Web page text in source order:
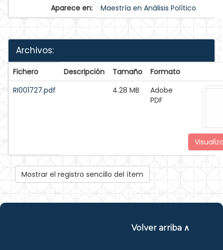
Aparece en: Maestría en Análisis Político
Archivos:
Fichero Descripción Tamaño
Formato
RI001727.pdf
4.28 MB
Adobe
PDF
Mostrar el registro sencillo del ítem
Volver arriba ∧